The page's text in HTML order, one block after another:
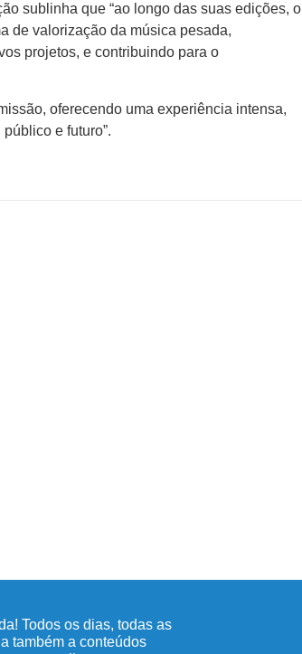
sublinha que “ao longo das suas edições, o
de valorização da música pesada,
projetos, e contribuindo para o
oferecendo uma experiência intensa,
e futuro”.
Todos os dias, todas as
também a conteúdos